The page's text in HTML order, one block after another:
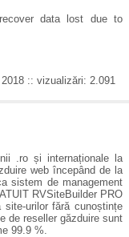
data lost due to
:: vizualizări: 2.091
.ro și internaționale la
web începând de la
sistem de management
RVSiteBuilder PRO
urilor fără cunoștințe
de reseller găzduire sunt
99.9 %.